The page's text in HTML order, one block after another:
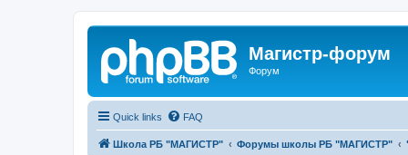
Магистр-форум
Форум
Quick links FAQ
Школа РБ "МАГИСТР" Форумы школы РБ "МАГИСТР"